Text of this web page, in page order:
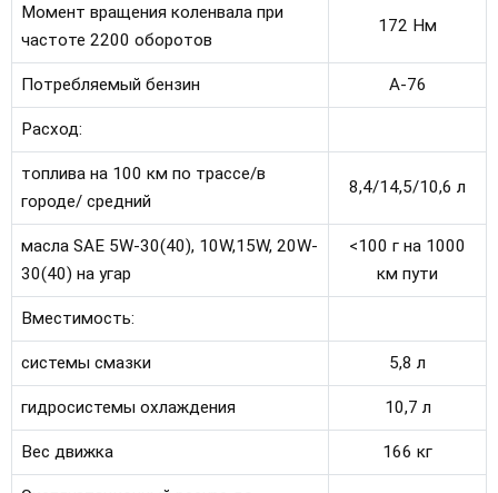
Момент вращения коленвала при
частоте 2200 оборотов
172 Нм
Потребляемый бензин А-76
Расход:
топлива на 100 км по трассе/в
городе/ средний
8,4/14,5/10,6 л
масла SAE 5W-30(40), 10W,15W, 20W-
30(40) на угар
<100 г на 1000
км пути
Вместимость:
системы смазки 5,8 л
гидросистемы охлаждения 10,7 л
Вес движка 166 кг